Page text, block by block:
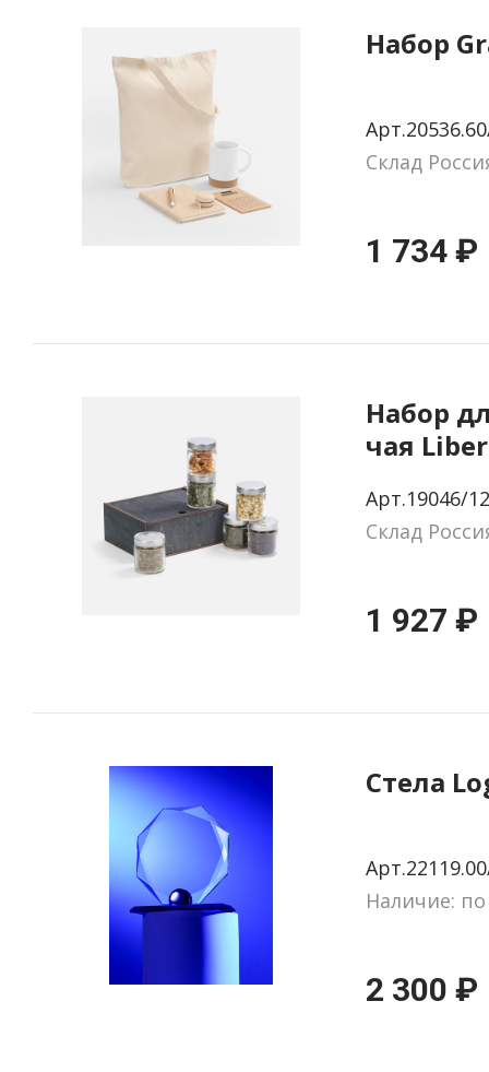
Набор
Склад
1 734 ₽
Набор
чая
Арт.19046/12
Склад
1 927 ₽
Стела
Наличие:
2 300 ₽